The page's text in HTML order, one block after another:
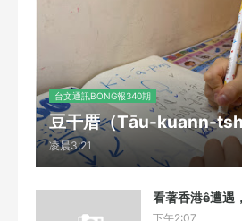
台文通訊BONG報340期
豆干厝（Tāu-kuann-
凌晨3:21
看著香港ê遭遇
下午2:07